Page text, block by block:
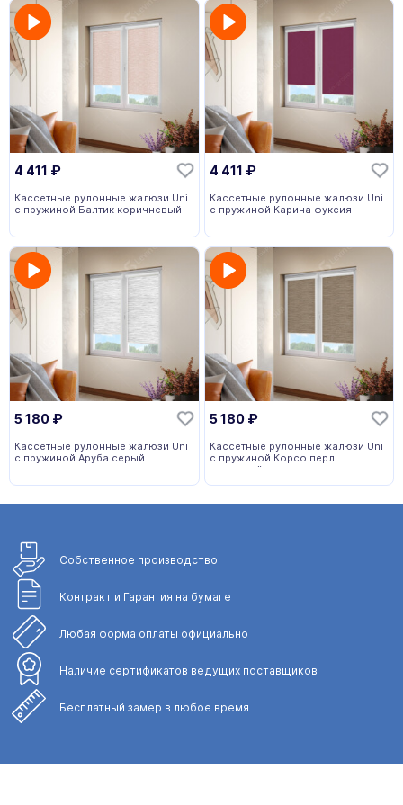
4 411 ₽
Кассетные рулонные жалюзи Uni
с пружиной Балтик коричневый
4 411 ₽
Кассетные рулонные жалюзи Uni
с пружиной Карина фуксия
5 180 ₽
Кассетные рулонные жалюзи Uni
с пружиной Аруба серый
5 180 ₽
Кассетные рулонные жалюзи Uni
с пружиной Корсо перл
ореховый
Собственное производство
Контракт и Гарантия на бумаге
Любая форма оплаты официально
Наличие сертификатов ведущих поставщиков
Бесплатный замер в любое время